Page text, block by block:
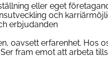
eller eget
och
erbjudanden
oavsett erfarenhet. Hos
fram emot att arbeta